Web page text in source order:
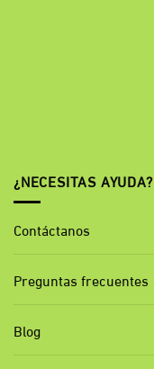
¿NECESITAS AYUDA?
Contáctanos
Preguntas frecuentes
Blog